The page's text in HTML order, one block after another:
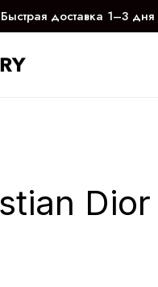
доставка 1–3 дня
Dior